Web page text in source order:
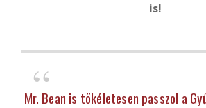
is!
Mr. Bean is tökéletesen passzol a